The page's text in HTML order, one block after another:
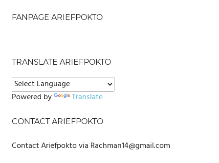
FANPAGE ARIEFPOKTO
TRANSLATE ARIEFPOKTO
Powered by Translate
CONTACT ARIEFPOKTO
Contact Ariefpokto via Rachman14@gmail.com